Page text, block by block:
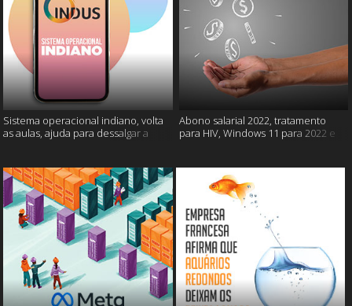
Sistema operacional indiano, volta
as aulas, ajuda para dessalgar a
Abono salarial 2022, tratamento
para HIV, Windows 11 para 2022 e